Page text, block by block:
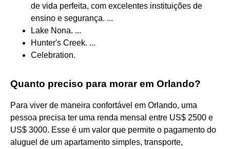
de vida perfeita, com excelentes instituições de
ensino e segurança. ...
Lake Nona. ...
Hunter's Creek. ...
Celebration.
Quanto preciso para morar em Orlando?
Para viver de maneira confortável em Orlando, uma
pessoa precisa ter uma renda mensal entre US$ 2500 e
US$ 3000. Esse é um valor que permite o pagamento do
aluguel de um apartamento simples, transporte,